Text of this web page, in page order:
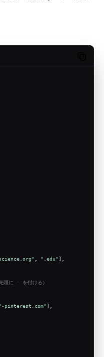
".edu"],
頭に - を付ける）
pinterest.com"],